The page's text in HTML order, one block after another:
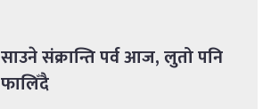
साउने संक्रान्ति पर्व आज, लुतो पनि
फालिँदै